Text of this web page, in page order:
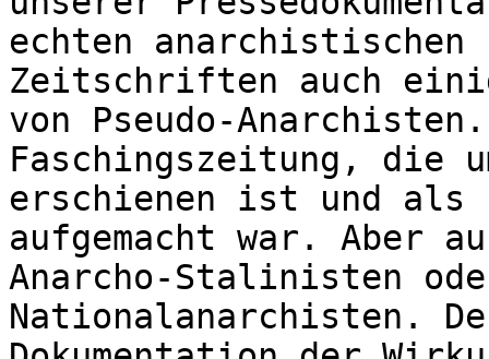
echten
Zeitschriften auch
von Pseudo-
Faschingszeitung, die
erschienen ist und als
aufgemacht war. Aber
Anarcho-Stalinisten
Nationalanarchisten.